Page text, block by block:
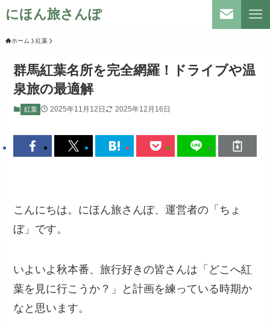
にほん旅さんぽ
ホーム 紅葉
群馬紅葉名所を完全網羅！ドライブや温
泉旅の最適解
紅葉 2025年11月12日 2025年12月16日
こんにちは。にほん旅さんぽ、運営者の「ちょ
ぼ」です。
いよいよ秋本番、旅行好きの皆さんは「どこへ紅
葉を見に行こうか？」と計画を練っている時期か
なと思います。